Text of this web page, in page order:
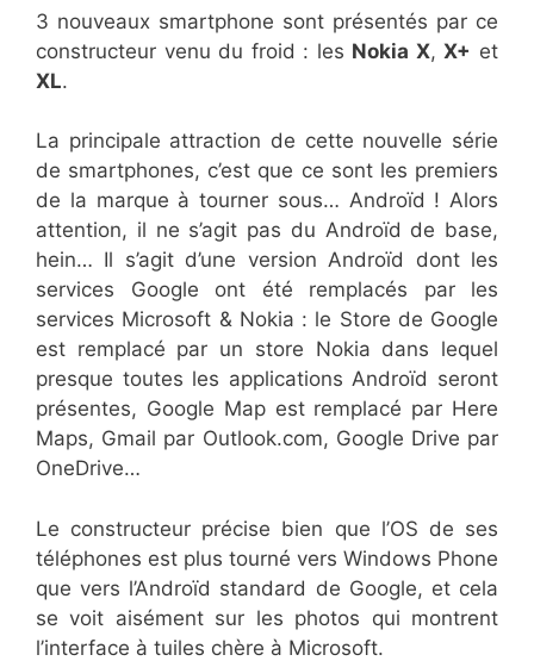
3 nouveaux smartphone sont présentés par ce
constructeur venu du froid : les Nokia X,X+ et
XL.
La principale attraction de cette nouvelle série
de smartphones, c’est que ce sont les premiers
de la marque à tourner sous… Androïd ! Alors
attention, il ne s’agit pas du Androïd de base,
hein… Il s’agit d’une version Androïd dont les
services Google ont été remplacés par les
services Microsoft & Nokia : le Store de Google
est remplacé par un store Nokia dans lequel
presque toutes les applications Androïd seront
présentes, Google Map est remplacé par Here
Maps, Gmail par Outlook.com, Google Drive par
OneDrive…
Le constructeur précise bien que l’OS de ses
téléphones est plus tourné vers Windows Phone
que vers l’Androïd standard de Google, et cela
se voit aisément sur les photos qui montrent
l’interface à tuiles chère à Microsoft.